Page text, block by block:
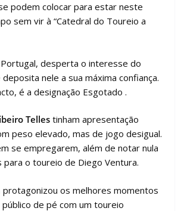
podem colocar para estar neste
sem vir à “Catedral do Toureio a
desperta o interesse do
nele a sua máxima confiança.
é a designação Esgotado .
Telles tinham apresentação
peso elevado, mas de jogo desigual.
se empregarem, além de notar nula
para o toureio de Diego Ventura.
protagonizou os melhores momentos
de pé com um toureio